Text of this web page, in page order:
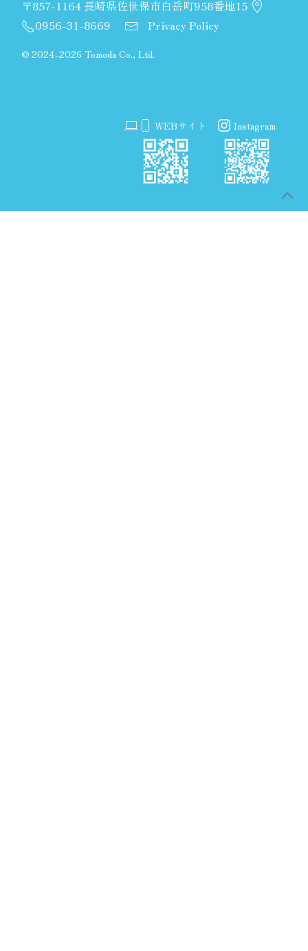
〒857-1164 長崎県佐世保市白岳町958番地15
0956-31-8669
Privacy Policy
© 2024-2026 Tomoda Co., Ltd.
WEBサイト Instagram